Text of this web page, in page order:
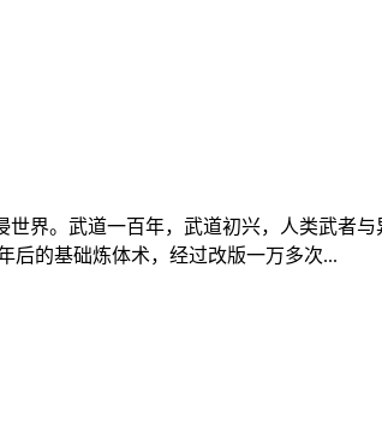
界。武道一百年，武道初兴，人类武者
的基础炼体术，经过改版一万多次...